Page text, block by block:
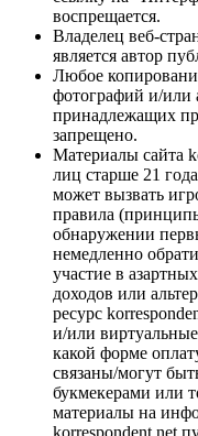
воспрещается.
Владелец веб-
является автор
Любое
фотографий и/или
принадлежащих
запрещено.
Материалы сайта
лиц старше 21
может вызвать
правила
обнаружении
немедленно
участие в
доходов или
ресурс
и/или
какой форме
связаны/могут
букмекерами или
материалы на
korrespondent.net